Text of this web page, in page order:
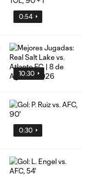
0:54
10:30
0:30